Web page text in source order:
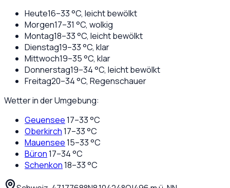
Heute16–33°C, leicht bewölkt
Morgen17–31 °C, wolkig
Montag18–33°C, leicht bewölkt
Dienstag19–33°C, klar
Mittwoch19–35°C, klar
Donnerstag19–34°C, leicht bewölkt
Freitag20–34°C, Regenschauer
Wetter in der Umgebung:
Geuensee17–33°C
Oberkirch17–33°C
Mauensee15–33°C
Büron17–34°C
Schenkon18–33°C